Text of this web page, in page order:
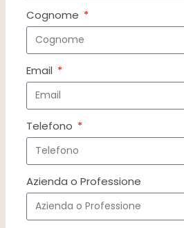
Cognome
Email
Telefono
Azienda o Professione